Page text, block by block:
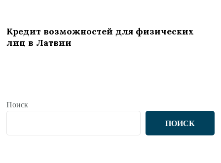
Кредит возможностей для физических
лиц в Латвии
Поиск
ПОИСК